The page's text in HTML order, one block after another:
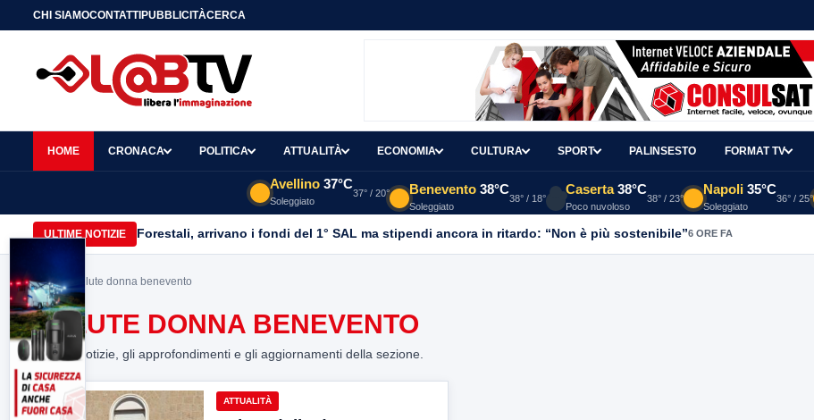
CHI SIAMOCONTATTIPUBBLICITÀCERCA
HOME CRONACA POLITICA ATTUALITÀ ECONOMIA CULTURA SPORT PALINSESTO FORMAT TV
Avellino 37°C
Soleggiato
37° / 20° Benevento 38°C
Soleggiato
38° / 18°
Caserta 38°C
Poco nuvoloso
38° / 23°
Napoli 35°C
Soleggiato
36° / 25°
ULTIME NOTIZIE Forestali, arrivano i fondi del 1° SAL ma stipendi ancora in ritardo: “Non è più sostenibile”6 ORE FA
Home> salute donna benevento
SALUTE DONNA BENEVENTO
Tutte le notizie, gli approfondimenti e gli aggiornamenti della sezione.
ATTUALITÀ